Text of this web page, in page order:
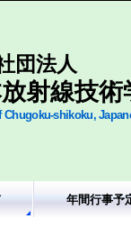
団法人
放射線技
Chugoku-shikoku,
年間行事予